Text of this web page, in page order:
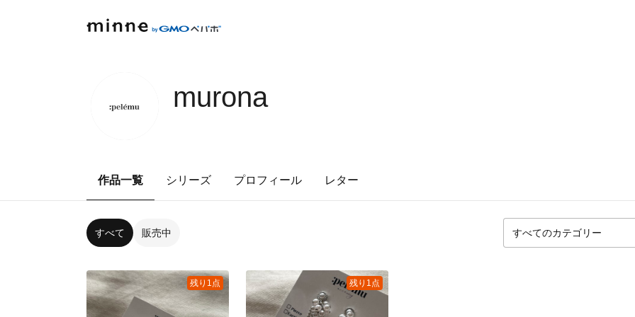
murona
作品一覧 シリーズ プロフィール レター
すべて 販売中
残り1点 残り1点